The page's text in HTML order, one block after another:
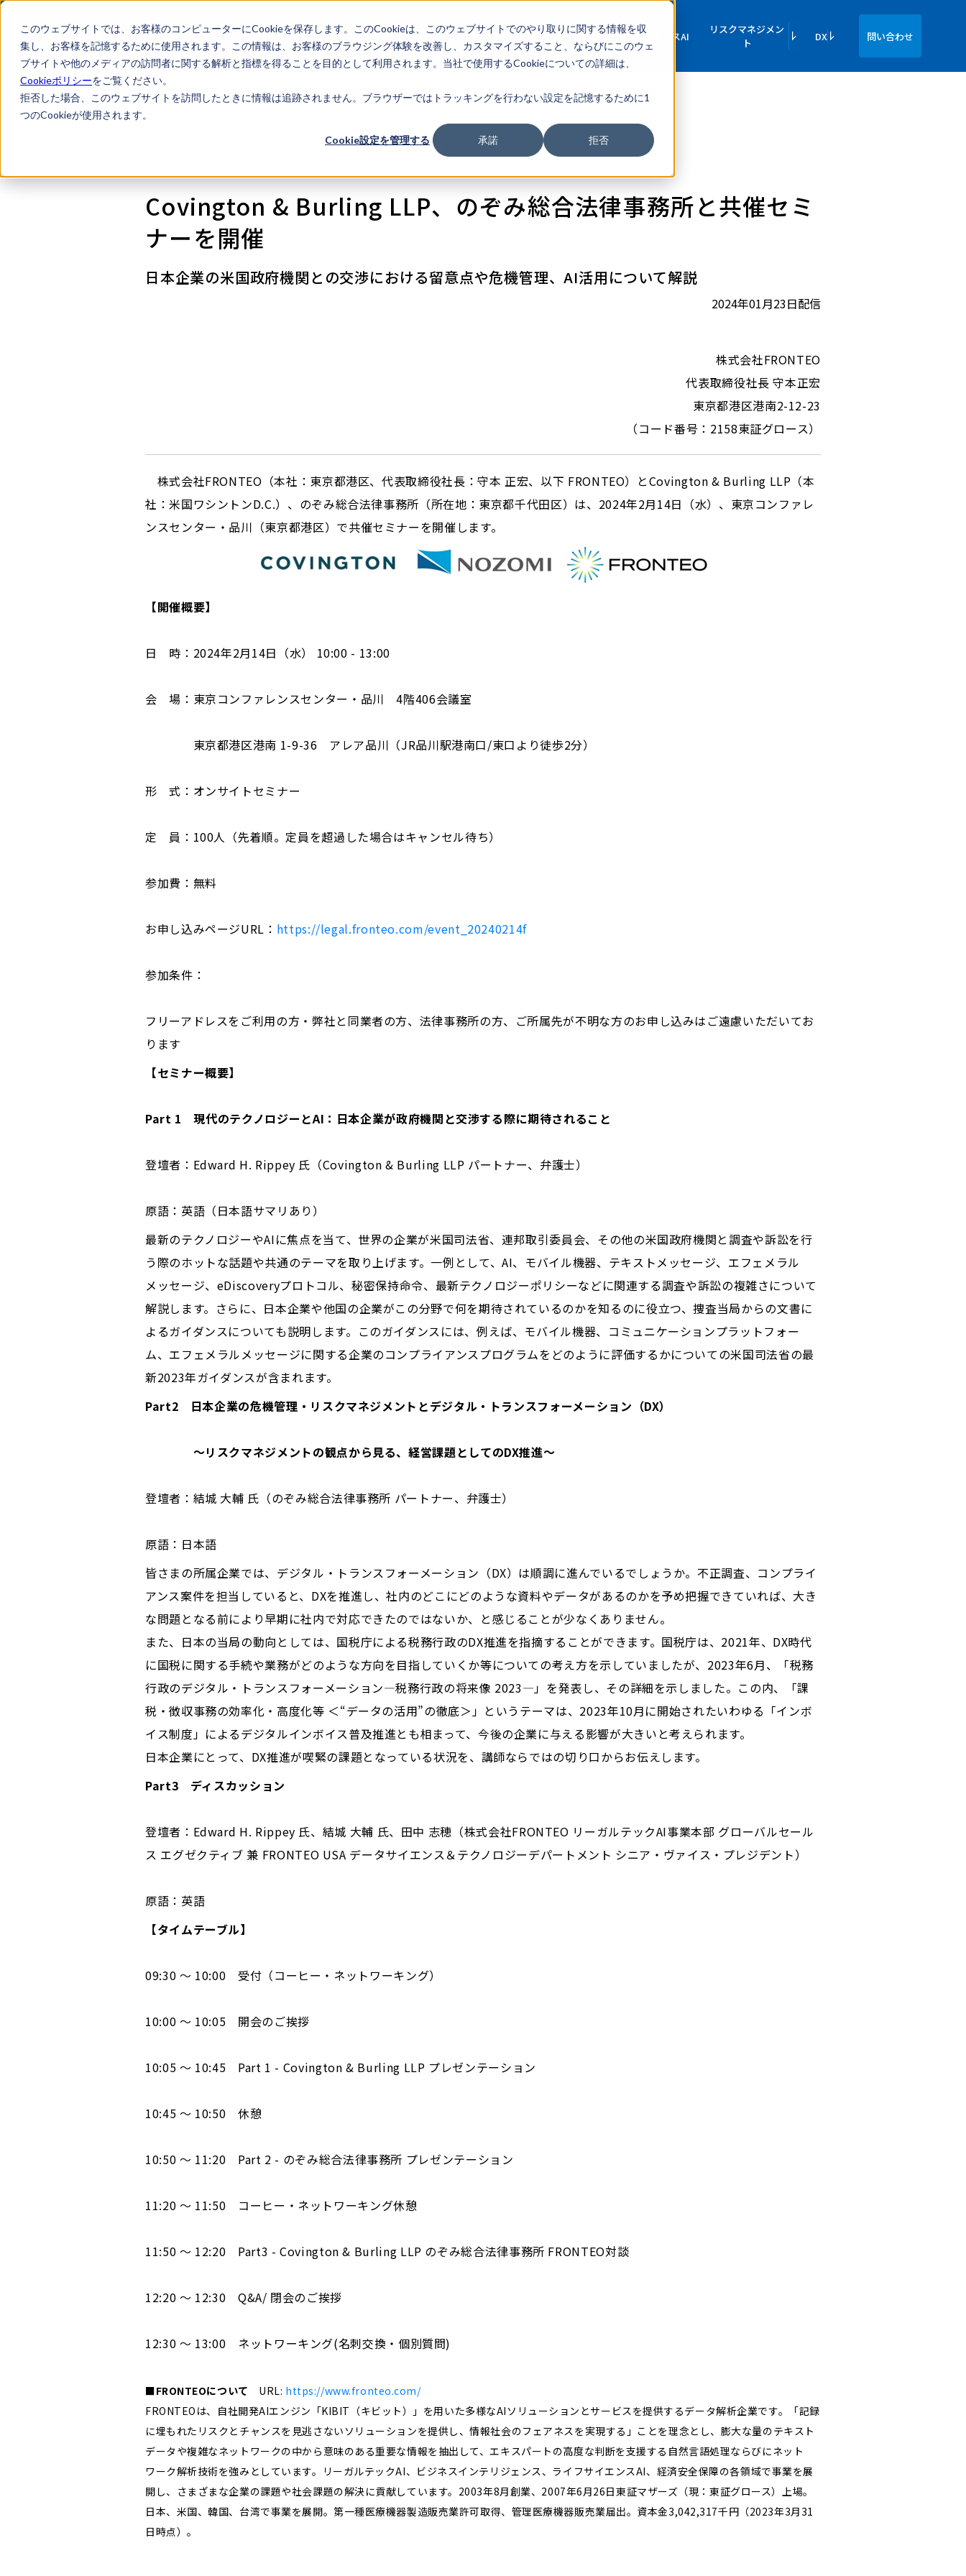
このウェブサイトでは、お客様のコンピューターにCookieを保存します。このCookieは、このウェブサイトでのやり取りに関する情報を収
集し、お客様を記憶するために使用されます。この情報は、お客様のブラウジング体験を改善し、カスタマイズすること、ならびにこのウェ
ブサイトや他のメディアの訪問者に関する解析と指標を得ることを目的として利用されます。当社で使用するCookieについての詳細は、
Cookieポリシーをご覧ください。
拒否した場合、このウェブサイトを訪問したときに情報は追跡されません。ブラウザーではトラッキングを行わない設定を記憶するために1
つのCookieが使用されます。
Cookie設定を管理する 承諾 拒否
企業情
報
IR情報 ライフサイエンスAI
リスクマネジメン
ト
DX 問い合わせ
- 報道関係者各位 -
Covington & Burling LLP、のぞみ総合法律事務所と共催セミ
ナーを開催
日本企業の米国政府機関との交渉における留意点や危機管理、AI活用について解説
2024年01月23日配信
株式会社FRONTEO
代表取締役社長 守本正宏
東京都港区港南2-12-23
（コード番号：2158東証グロース）
株式会社FRONTEO（本社：東京都港区、代表取締役社長：守本 正宏、以下 FRONTEO）とCovington & Burling LLP（本
社：米国ワシントンD.C.）、のぞみ総合法律事務所（所在地：東京都千代田区）は、2024年2月14日（水）、東京コンファレ
ンスセンター・品川（東京都港区）で共催セミナーを開催します。
【開催概要】
日 時：2024年2月14日（水） 10:00 - 13:00
会 場：東京コンファレンスセンター・品川 4階406会議室
東京都港区港南 1-9-36 アレア品川（JR品川駅港南口/東口より徒歩2分）
形 式：オンサイトセミナー
定 員：100人（先着順。定員を超過した場合はキャンセル待ち）
参加費：無料
お申し込みページURL： https://legal.fronteo.com/event_20240214f
参加条件：
フリーアドレスをご利用の方・弊社と同業者の方、法律事務所の方、ご所属先が不明な方のお申し込みはご遠慮いただいてお
ります
【セミナー概要】
Part 1 現代のテクノロジーとAI：日本企業が政府機関と交渉する際に期待されること
登壇者：Edward H. Rippey 氏（Covington & Burling LLP パートナー、弁護士）
原語：英語（日本語サマリあり）
最新のテクノロジーやAIに焦点を当て、世界の企業が米国司法省、連邦取引委員会、その他の米国政府機関と調査や訴訟を行
う際のホットな話題や共通のテーマを取り上げます。一例として、AI、モバイル機器、テキストメッセージ、エフェメラル
メッセージ、eDiscoveryプロトコル、秘密保持命令、最新テクノロジーポリシーなどに関連する調査や訴訟の複雑さについて
解説します。さらに、日本企業や他国の企業がこの分野で何を期待されているのかを知るのに役立つ、捜査当局からの文書に
よるガイダンスについても説明します。このガイダンスには、例えば、モバイル機器、コミュニケーションプラットフォー
ム、エフェメラルメッセージに関する企業のコンプライアンスプログラムをどのように評価するかについての米国司法省の最
新2023年ガイダンスが含まれます。
Part2 日本企業の危機管理・リスクマネジメントとデジタル・トランスフォーメーション（DX）
〜リスクマネジメントの観点から見る、経営課題としてのDX推進〜
登壇者：結城 大輔 氏（のぞみ総合法律事務所 パートナー、弁護士）
原語：日本語
皆さまの所属企業では、デジタル・トランスフォーメーション（DX）は順調に進んでいるでしょうか。不正調査、コンプライ
アンス案件を担当していると、DXを推進し、社内のどこにどのような資料やデータがあるのかを予め把握できていれば、大き
な問題となる前により早期に社内で対応できたのではないか、と感じることが少なくありません。
また、日本の当局の動向としては、国税庁による税務行政のDX推進を指摘することができます。国税庁は、2021年、DX時代
に国税に関する手続や業務がどのような方向を目指していくか等についての考え方を示していましたが、2023年6月、「税務
行政のデジタル・トランスフォーメーション―税務行政の将来像 2023―」を発表し、その詳細を示しました。この内、「課
税・徴収事務の効率化・高度化等 ＜“データの活用”の徹底＞」というテーマは、2023年10月に開始されたいわゆる「インボ
イス制度」によるデジタルインボイス普及推進とも相まって、今後の企業に与える影響が大きいと考えられます。
日本企業にとって、DX推進が喫緊の課題となっている状況を、講師ならではの切り口からお伝えします。
Part3 ディスカッション
登壇者：Edward H. Rippey 氏、結城 大輔 氏、田中 志穂（株式会社FRONTEO リーガルテックAI事業本部 グローバルセール
ス エグゼクティブ 兼 FRONTEO USA データサイエンス＆テクノロジーデパートメント シニア・ヴァイス・プレジデント）
原語：英語
【タイムテーブル】
09:30 ～ 10:00 受付（コーヒー・ネットワーキング）
10:00 ～ 10:05 開会のご挨拶
10:05 ～ 10:45 Part 1 - Covington & Burling LLP プレゼンテーション
10:45 ～ 10:50 休憩
10:50 ～ 11:20 Part 2 - のぞみ総合法律事務所 プレゼンテーション
11:20 ～ 11:50 コーヒー・ネットワーキング休憩
11:50 ～ 12:20 Part3 - Covington & Burling LLP のぞみ総合法律事務所 FRONTEO対談
12:20 ～ 12:30 Q&A/ 閉会のご挨拶
12:30 ～ 13:00 ネットワーキング(名刺交換・個別質問)
■FRONTEOについて URL: https://www.fronteo.com/
FRONTEOは、自社開発AIエンジン「KIBIT（キビット）」を用いた多様なAIソリューションとサービスを提供するデータ解析企業です。「記録
に埋もれたリスクとチャンスを見逃さないソリューションを提供し、情報社会のフェアネスを実現する」ことを理念とし、膨大な量のテキスト
データや複雑なネットワークの中から意味のある重要な情報を抽出して、エキスパートの高度な判断を支援する自然言語処理ならびにネット
ワーク解析技術を強みとしています。リーガルテックAI、ビジネスインテリジェンス、ライフサイエンスAI、経済安全保障の各領域で事業を展
開し、さまざまな企業の課題や社会課題の解決に貢献しています。2003年8月創業、2007年6月26日東証マザーズ（現：東証グロース）上場。
日本、米国、韓国、台湾で事業を展開。第一種医療機器製造販売業許可取得、管理医療機器販売業届出。資本金3,042,317千円（2023年3月31
日時点）。